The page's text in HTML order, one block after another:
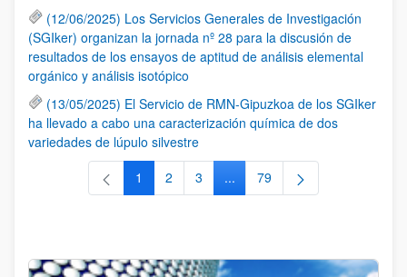
(12/06/2025) Los Servicios Generales de Investigación
(SGIker) organizan la jornada nº 28 para la discusión de
resultados de los ensayos de aptitud de análisis elemental
orgánico y análisis isotópico
(13/05/2025) El Servicio de RMN-Gipuzkoa de los SGIker
ha llevado a cabo una caracterización química de dos
variedades de lúpulo silvestre
Página
1 Página
2 Página
3 ...Páginas intermedias Use TAB
Página
79